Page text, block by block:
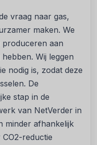
vraag naar gas,
maken. We
produceren aan
Wij leggen
nodig is, zodat deze
De
stap in de
van NetVerder in
minder afhankelijk
reductie